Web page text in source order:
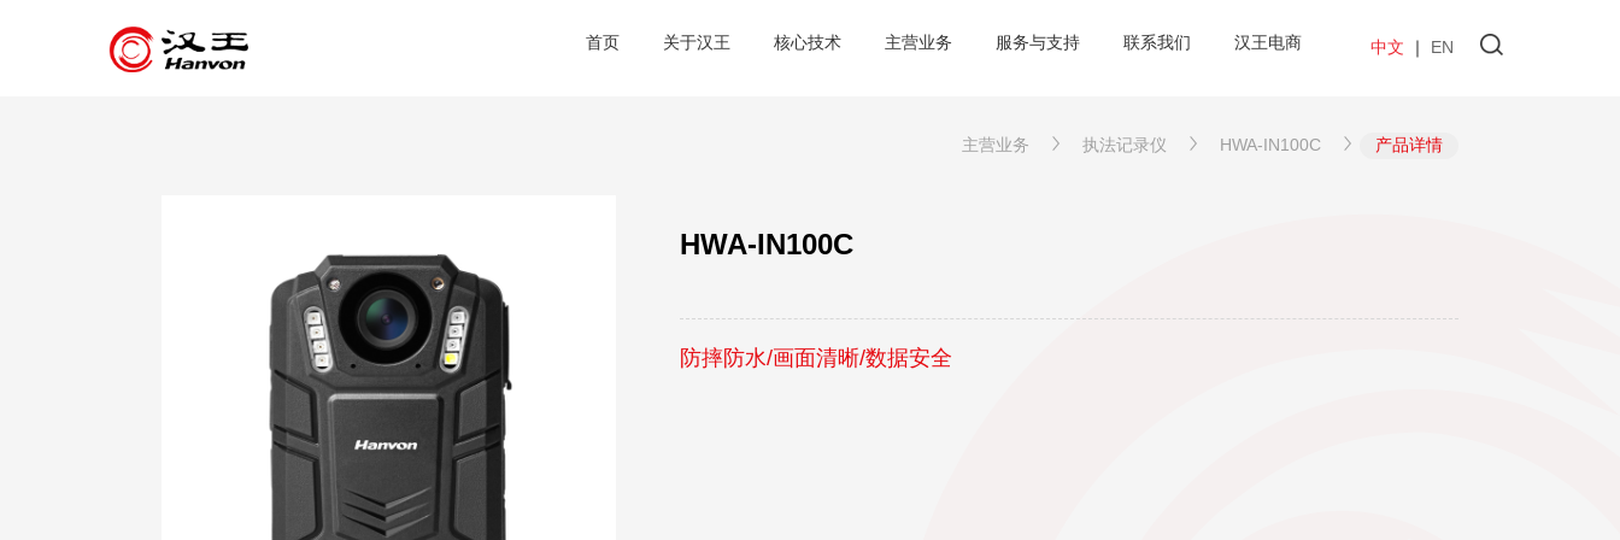
首页 关于汉王 核心技术 主营业务 服务与支持 联系我们 汉王电商 中文 ｜ EN
主营业务 执法记录仪 HWA-IN100C 产品详情
HWA-IN100C
防摔防水/画面清晰/数据安全